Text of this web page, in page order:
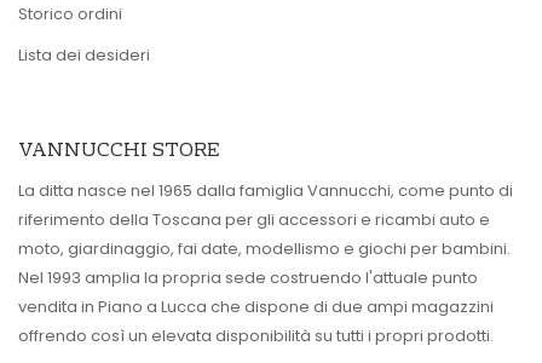
Storico ordini
Lista dei desideri
VANNUCCHI STORE
La ditta nasce nel 1965 dalla famiglia Vannucchi, come punto di
riferimento della Toscana per gli accessori e ricambi auto e
moto, giardinaggio, fai date, modellismo e giochi per bambini.
Nel 1993 amplia la propria sede costruendo l'attuale punto
vendita in Piano a Lucca che dispone di due ampi magazzini
offrendo così un elevata disponibilità su tutti i propri prodotti.